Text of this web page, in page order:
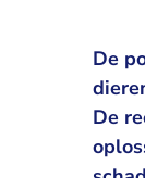
De
De